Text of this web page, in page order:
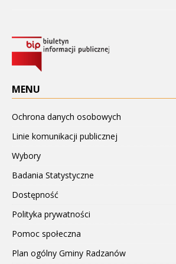
MENU
Ochrona danych osobowych
Linie komunikacji publicznej
Wybory
Badania Statystyczne
Dostępność
Polityka prywatności
Pomoc społeczna
Plan ogólny Gminy Radzanów